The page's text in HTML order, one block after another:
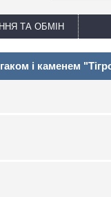
ТА ОБМІН
і каменем